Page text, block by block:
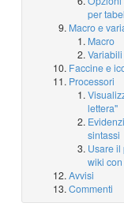
per
Macro e
Macro
Variabili
Faccine e
Processori
lettera"
sintassi
Usare il
wiki
Avvisi
Commenti